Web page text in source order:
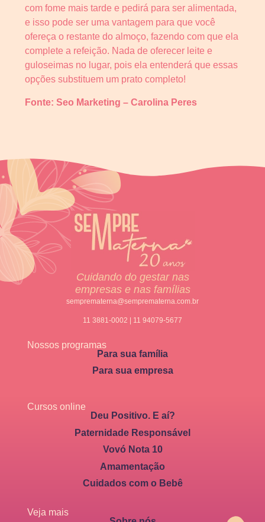
com fome mais tarde e pedirá para ser alimentada,
e isso pode ser uma vantagem para que você
ofereça o restante do almoço, fazendo com que ela
complete a refeição. Nada de oferecer leite e
guloseimas no lugar, pois ela entenderá que essas
opções substituem um prato completo!
Fonte: Seo Marketing – Carolina Peres
Cuidando do gestar nas
empresas e nas famílias
semprematerna@semprematerna.com.br
11 3881-0002 | 11 94079-5677
Nossos programas
Para sua família
Para sua empresa
Cursos online
Deu Positivo. E aí?
Paternidade Responsável
Vovó Nota 10
Amamentação
Cuidados com o Bebê
Veja mais